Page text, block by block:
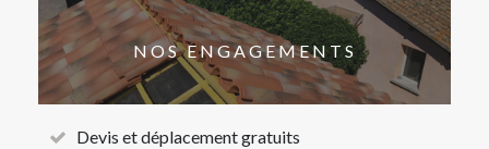
NOS ENGAGEMENTS
Devis et déplacement gratuits